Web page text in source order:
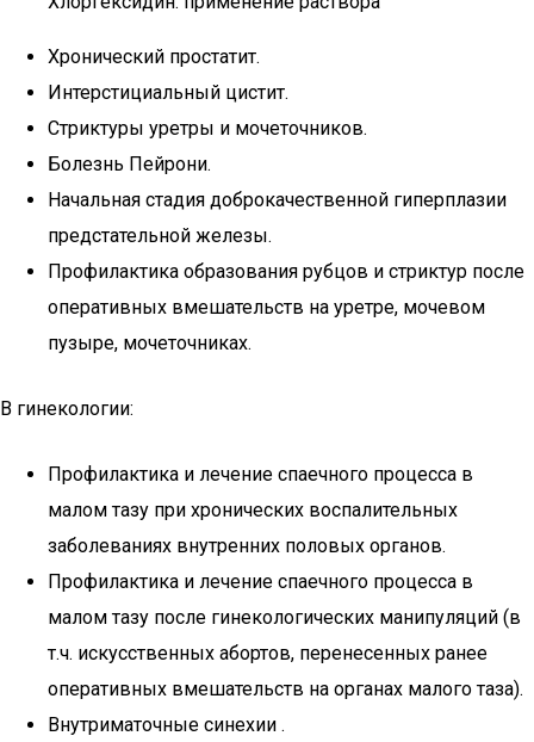
Хронический простатит.
Интерстициальный цистит.
Стриктуры уретры и мочеточников.
Болезнь Пейрони.
Начальная стадия доброкачественной гиперплазии
предстательной железы.
Профилактика образования рубцов и стриктур после
оперативных вмешательств на уретре, мочевом
пузыре, мочеточниках.
В гинекологии:
Профилактика и лечение спаечного процесса в
малом тазу при хронических воспалительных
заболеваниях внутренних половых органов.
Профилактика и лечение спаечного процесса в
малом тазу после гинекологических манипуляций (в
т.ч. искусственных абортов, перенесенных ранее
оперативных вмешательств на органах малого таза).
Внутриматочные синехии .